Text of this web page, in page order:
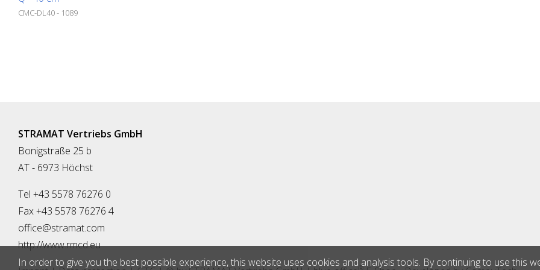
CMC-DL40 - 1089
STRAMAT Vertriebs GmbH
Bonigstraße 25 b
AT - 6973 Höchst
Tel +43 5578 76276 0
Fax +43 5578 76276 4
office@stramat.com
http://www.rmcd.eu
In order to give you the best possible experience, this website uses cookies and analysis tools. By continuing to use this